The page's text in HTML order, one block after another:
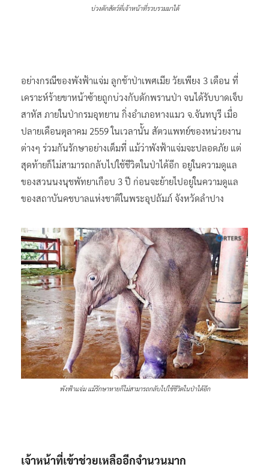
บ่วงดักสัตว์ที่เจ้าหน้าที่รวบรวมมาได้
อย่างกรณีของพังฟ้าแจ่ม ลูกช้าป่าเพศเมีย วัยเพียง 3 เดือน ที่
เคราะห์ร้ายขาหน้าซ้ายถูกบ่วงกับดักพรานป่า จนได้รับบาดเจ็บ
สาหัส ภายในป่ากรมอุทยาน กิ่งอำเภอหางแมว จ.จันทบุรี เมื่อ
ปลายเดือนตุลาคม 2559 ในเวลานั้น สัตวแพทย์ของหน่วยงาน
ต่างๆ ร่วมกันรักษาอย่างเต็มที่ แม้ว่าพังฟ้าแจ่มจะปลอดภัย แต่
สุดท้ายก็ไม่สามารถกลับไปใช้ชีวิตในป่าได้อีก อยู่ในความดูแล
ของสวนนงนุชพัทยาเกือบ 3 ปี ก่อนจะย้ายไปอยู่ในความดูแล
ของสถาบันคชบาลแห่งชาติในพระอุปถัมภ์ จังหวัดลำปาง
พังฟ้าแจ่ม แม้รักษาหายก็ไม่สามารถกลับไปใช้ชีวิตในป่าได้อีก
เจ้าหน้าที่เข้าช่วยเหลืออีกจำนวนมาก